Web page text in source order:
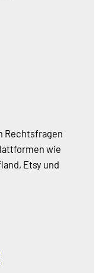
Rechtsfragen
wie
Etsy und